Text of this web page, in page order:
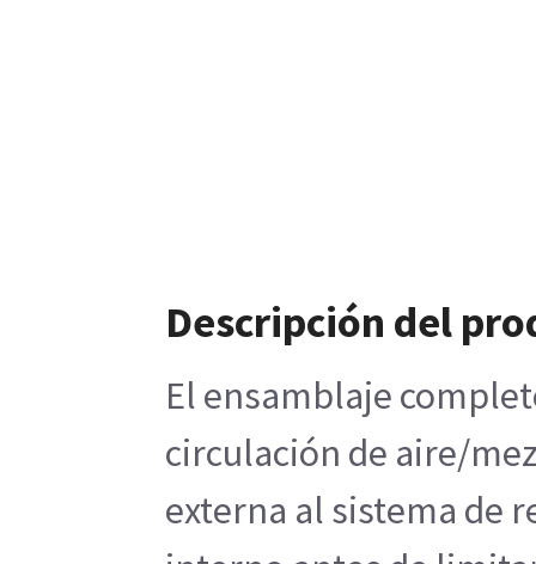
Descripción del
El ensamblaje
circulación de aire/
externa al sistema de